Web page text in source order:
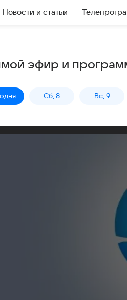
Новости и статьи
эфир и
Сб, 8 Вс, 9